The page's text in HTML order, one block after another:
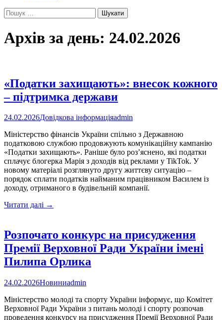
Пошук:
Архів за день: 24.02.2026
«Податки захищають»: внесок кожного
– підтримка держави
24.02.2026Довідкова інформаціяadmin
Міністерство фінансів України спільно з Державною
податковою службою продовжують комунікаційну кампанію
«Податки захищають». Раніше було роз’яснено, які податки
сплачує блогерка Марія з доходів від реклами у TikTok. У
новому матеріалі розглянуто другу життєву ситуацію –
порядок сплати податків найманим працівником Василем із
доходу, отриманого в будівельній компанії.
Читати далі «Податки
кожного
–
підтримка
держави
→
Розпочато конкурс на присудження
Премії Верховної Ради України імені
Пилипа Орлика
24.02.2026Новиниadmin
Міністерство молоді та спорту України інформує, що Комітет
Верховної Ради України з питань молоді і спорту розпочав
проведення конкурсу на присудження Премії Верховної Ради